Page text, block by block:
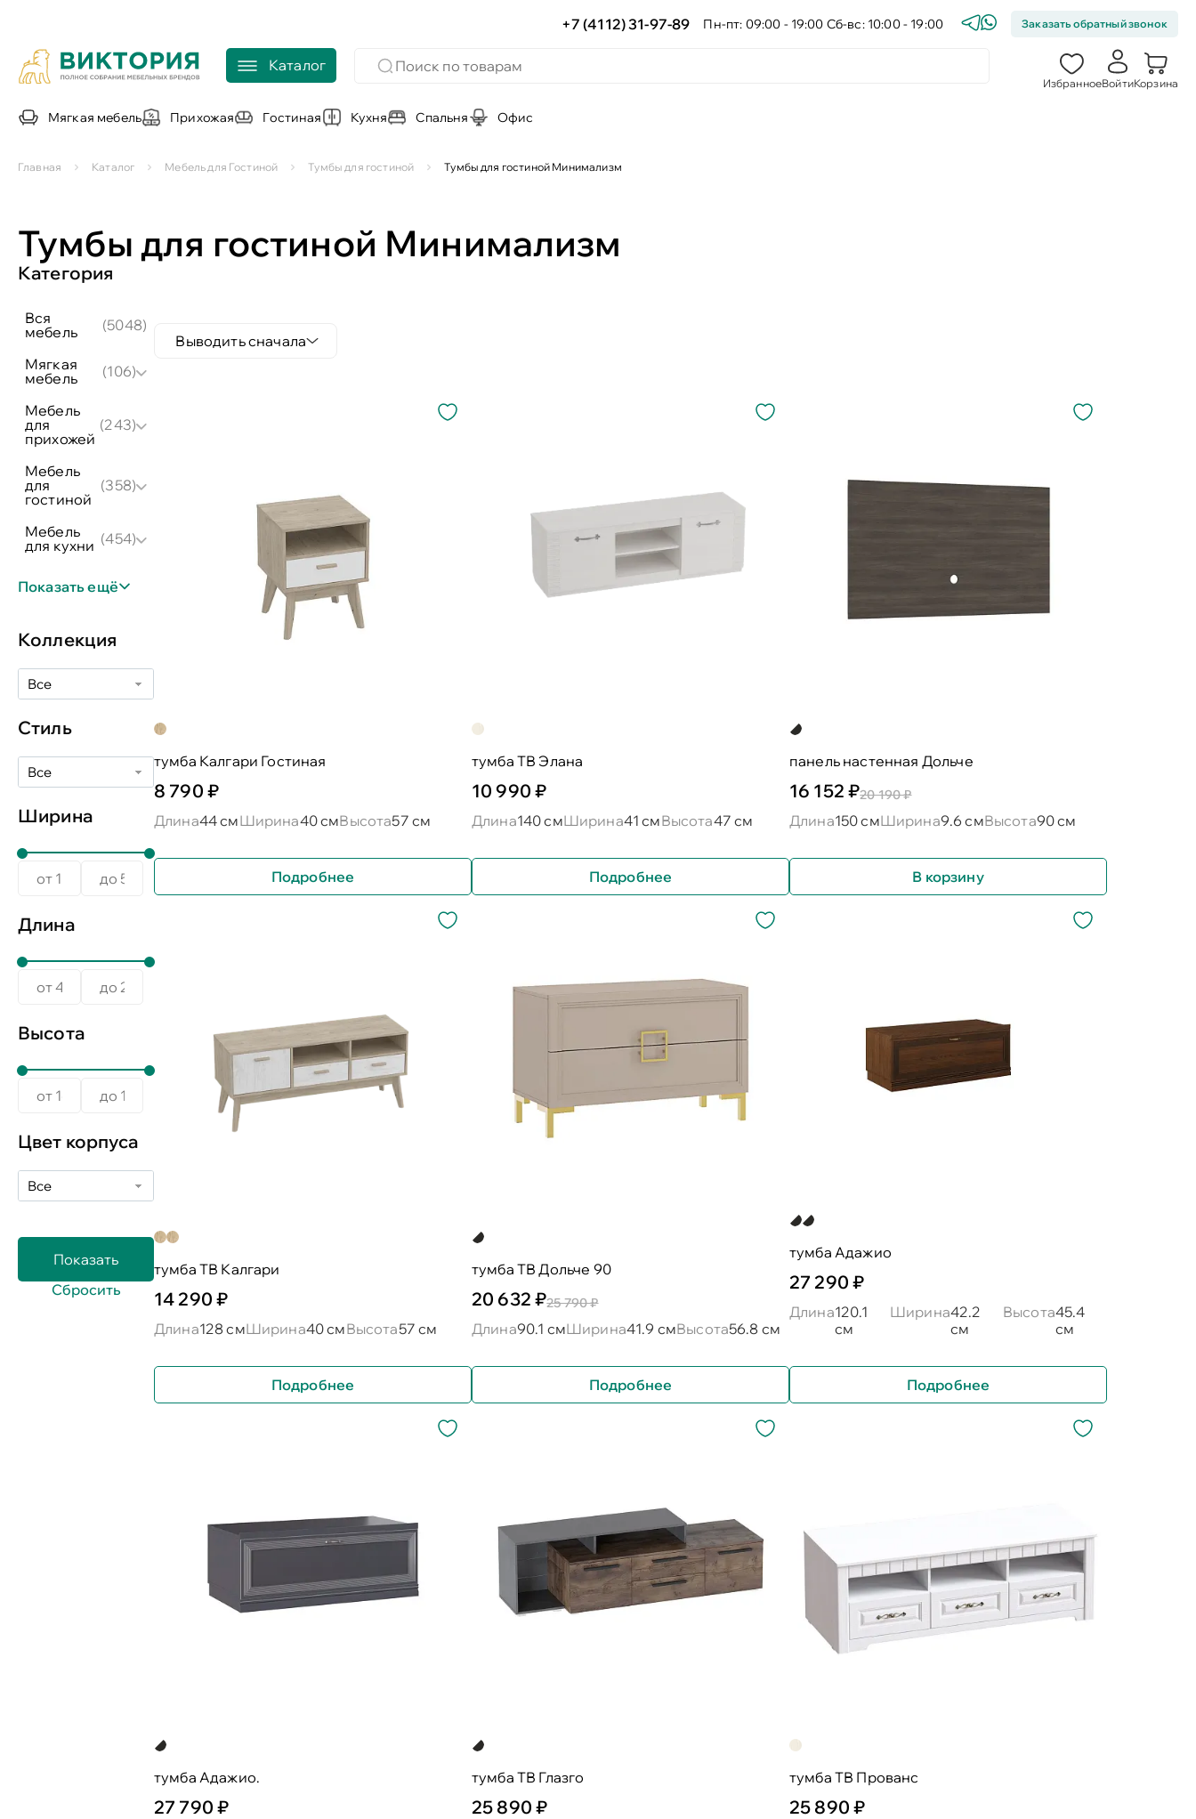
+7 (4112) 31-97-89 Пн-пт: 09:00 - 19:00 Сб-вс: 10:00 - 19:00 Заказать обратный звонок
Каталог
ИзбранноеВойтиКорзина
Мягкая мебель Прихожая Гостиная Кухня Спальня Офис
Главная Каталог Мебель для Гостиной Тумбы для гостиной Тумбы для гостиной Минимализм
Тумбы для гостиной Минимализм
Категория
вся
мебель
(5048)
мягкая
мебель
(106)
мебель
для
прихожей
(243)
мебель
для
гостиной
(358)
мебель
для кухни (454)
Показать ещё
Коллекция
Все
Стиль
Все
Ширина
Длина
Высота
Цвет корпуса
Все
Выводить сначала
тумба Калгари Гостиная
8 790 ₽
Длина44 смШирина40 смВысота57 см
Подробнее
тумба ТВ Элана
10 990 ₽
Длина140 смШирина41 смВысота47 см
Подробнее
панель настенная Дольче
16 152 ₽20 190 ₽
Длина150 смШирина9.6 смВысота90 см
В корзину
тумба ТВ Калгари
14 290 ₽
Длина128 смШирина40 смВысота57 см
Подробнее
тумба ТВ Дольче 90
20 632 ₽25 790 ₽
Длина90.1 смШирина41.9 смВысота56.8 см
Подробнее
тумба Адажио
27 290 ₽
Длина120.1
см
Ширина42.2
см
Высота45.4
см
Подробнее
тумба Адажио.
27 790 ₽
тумба ТВ Глазго
25 890 ₽
тумба ТВ Прованс
25 890 ₽